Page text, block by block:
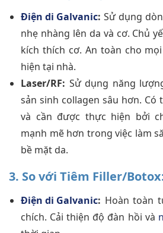
Điện di Galvanic: Sử dụng
nhẹ nhàng lên da và cơ. Chủ
kích thích cơ. An toàn cho
hiện tại nhà.
Laser/RF: Sử dụng năng
sản sinh collagen sâu hơn. Có
và cần được thực hiện bởi
mạnh mẽ hơn trong việc làm
bề mặt da.
3. So với Tiêm Filler/
Điện di Galvanic: Hoàn toàn
chích. Cải thiện độ đàn hồi và